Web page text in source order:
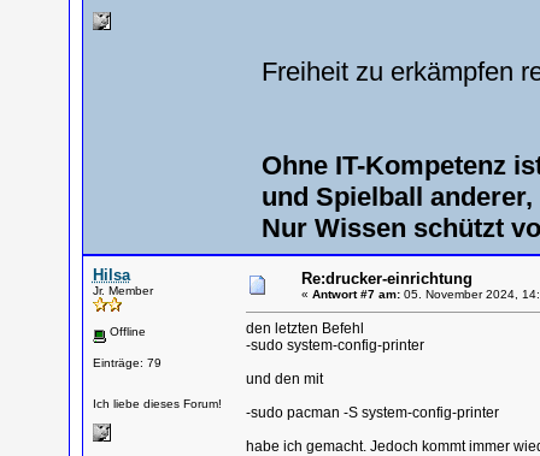
Freiheit zu erkämpfen
Ohne IT-Kompetenz
und Spielball
Nur Wissen schützt
Hilsa
Jr. Member
Offline
Einträge: 79
Ich liebe dieses Forum!
Re:drucker-einrichtung
« Antwort #7 am:05. November 2024,
den letzten Befehl
-sudo system-config-printer
und den mit
-sudo pacman -S system-config-printer
habe ich gemacht. Jedoch kommt immer